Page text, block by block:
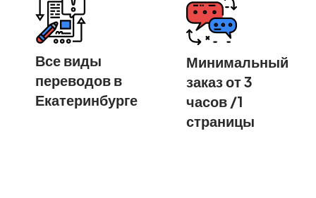
Все виды
переводов в
Екатеринбурге
Минимальный
заказ от 3
часов /1
страницы